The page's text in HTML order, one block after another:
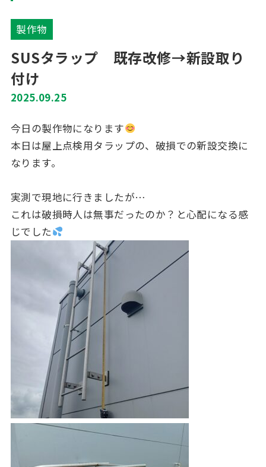
製作物
SUSタラップ 既存改修→新設取り
付け
2025.09.25
今日の製作物になります
本日は屋上点検用タラップの、破損での新設交換に
なります。
実測で現地に行きましたが…
これは破損時人は無事だったのか？と心配になる感
じでした